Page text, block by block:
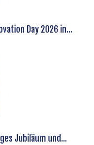
Day 2026 in...
Jubiläum und...